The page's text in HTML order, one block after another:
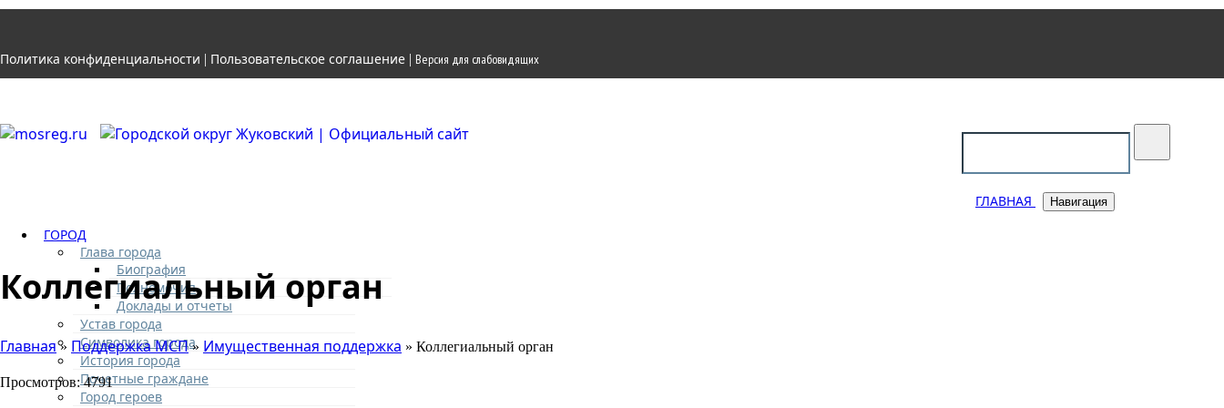
Политика конфиденциальности | Пользовательское соглашение | Версия для слабовидящих
ГЛАВНАЯ Навигация
ГОРОД
Глава города
Биография
Полномочия
Доклады и отчеты
Устав города
Символика города
История города
Почетные граждане
Город героев
Коллегиальный орган
Главная» Поддержка МСП» Имущественная поддержка » Коллегиальный орган
Просмотров: 4791